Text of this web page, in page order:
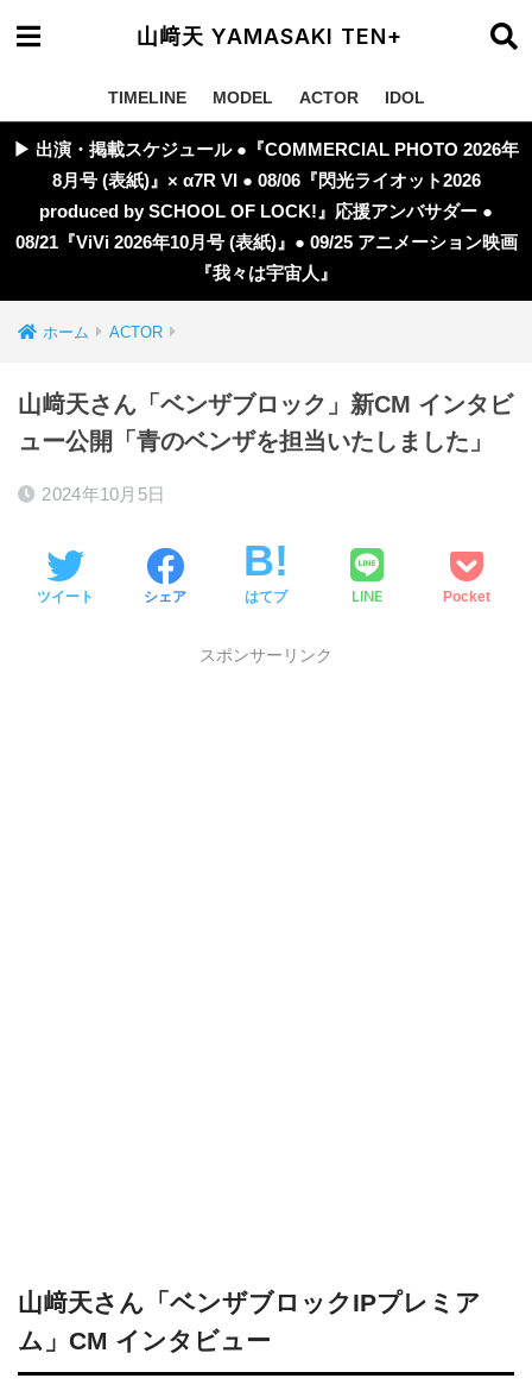
山﨑天 YAMASAKI TEN+
TIMELINE MODEL ACTOR IDOL
▶︎ 出演・掲載スケジュール ●『COMMERCIAL PHOTO 2026年
8月号 (表紙)』× α7R VI ● 08/06『閃光ライオット2026
produced by SCHOOL OF LOCK!』応援アンバサダー ●
08/21『ViVi 2026年10月号 (表紙)』● 09/25 アニメーション映画
『我々は宇宙人』
ホーム ACTOR
山﨑天さん「ベンザブロック」新CM インタビ
ュー公開「青のベンザを担当いたしました」
2024年10月5日
ツイート シェア はてブ LINE Pocket
スポンサーリンク
山﨑天さん「ベンザブロックIPプレミア
ム」CM インタビュー